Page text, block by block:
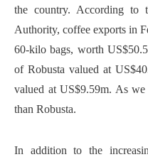
the country. According to
Authority, coffee exports in
60-kilo bags, worth
of Robusta valued at
valued at US$9.59m. As
than Robusta.
In addition to the